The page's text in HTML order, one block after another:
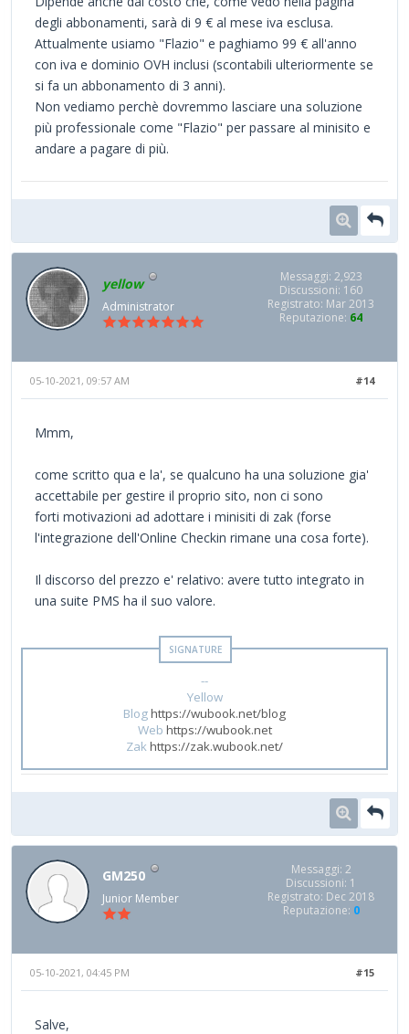
degli abbonamenti, sarà di 9 € al mese iva esclusa.
Attualmente usiamo "Flazio" e paghiamo 99 € all'anno
con iva e dominio OVH inclusi (scontabili ulteriormente se
si fa un abbonamento di 3 anni).
Non vediamo perchè dovremmo lasciare una soluzione
più professionale come "Flazio" per passare al minisito e
andare a pagare di più.
yellow
Administrator
Messaggi: 2,923
Discussioni: 160
Registrato: Mar 2013
Reputazione: 64
#14
05-10-2021, 09:57 AM
Mmm,
come scritto qua e la', se qualcuno ha una soluzione gia'
accettabile per gestire il proprio sito, non ci sono
forti motivazioni ad adottare i minisiti di zak (forse
l'integrazione dell'Online Checkin rimane una cosa forte).
Il discorso del prezzo e' relativo: avere tutto integrato in
una suite PMS ha il suo valore.
--
Yellow
Bloghttps://wubook.net/blog
Web https://wubook.net
Zak https://zak.wubook.net/
GM250
Junior Member
Messaggi: 2
Discussioni: 1
Registrato: Dec 2018
Reputazione: 0
#15
05-10-2021, 04:45 PM
Salve,